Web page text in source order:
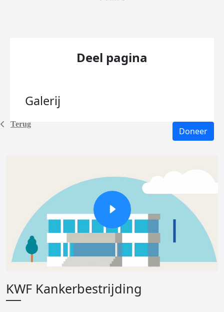
Terug
Deel pagina
Galerij
Doneer
KWF Kankerbestrijding